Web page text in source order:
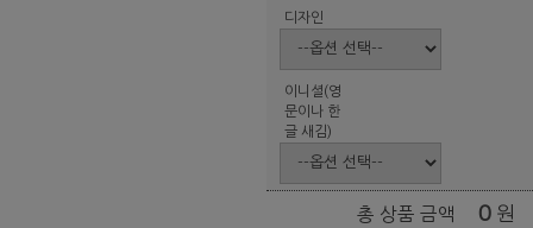
디자인
이니셜(영
문이나 한
글 새김)
총 상품 금액 0 원